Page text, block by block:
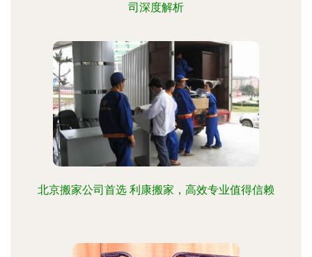
司深度解析
北京搬家公司首选 利康搬家，高效专业值得信赖